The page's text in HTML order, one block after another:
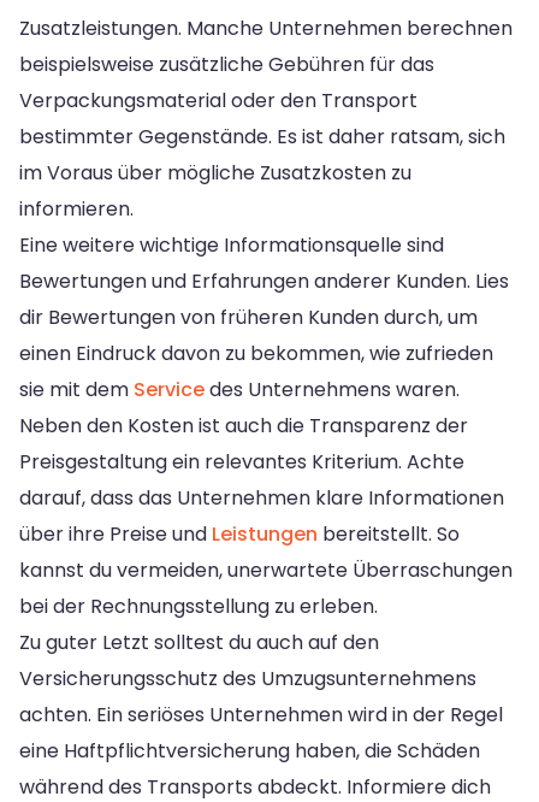
Zusatzleistungen. Manche Unternehmen berechnen
beispielsweise zusätzliche Gebühren für das
Verpackungsmaterial oder den Transport
bestimmter Gegenstände. Es ist daher ratsam, sich
im Voraus über mögliche Zusatzkosten zu
informieren.
Eine weitere wichtige Informationsquelle sind
Bewertungen und Erfahrungen anderer Kunden. Lies
dir Bewertungen von früheren Kunden durch, um
einen Eindruck davon zu bekommen, wie zufrieden
sie mit dem Servicedes Unternehmens waren.
Neben den Kosten ist auch die Transparenz der
Preisgestaltung ein relevantes Kriterium. Achte
darauf, dass das Unternehmen klare Informationen
über ihre Preise und Leistungen bereitstellt. So
kannst du vermeiden, unerwartete Überraschungen
bei der Rechnungsstellung zu erleben.
Zu guter Letzt solltest du auch auf den
Versicherungsschutz des Umzugsunternehmens
achten. Ein seriöses Unternehmen wird in der Regel
eine Haftpflichtversicherung haben, die Schäden
während des Transports abdeckt. Informiere dich